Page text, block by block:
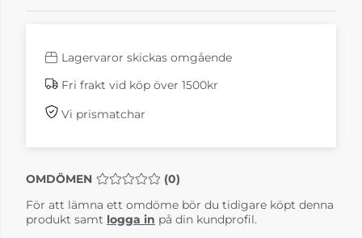
String
String
Lagervaror skickas omgående
Fri frakt vid köp över 1500kr
Vi prismatchar
OMDÖMEN MEDELBETYG 0 AV 5 ANTAL BETYG 0
(0)
För att lämna ett omdöme bör du tidigare köpt denna
produkt samt logga in på din kundprofil.